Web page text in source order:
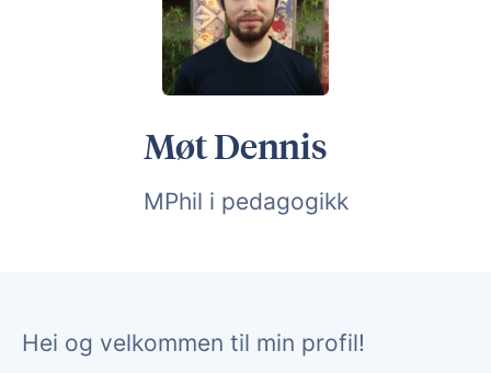
Eksamenshjelp
Bli privatlærer
Møt Dennis
MPhil i pedagogikk
Hei og velkommen til min profil!